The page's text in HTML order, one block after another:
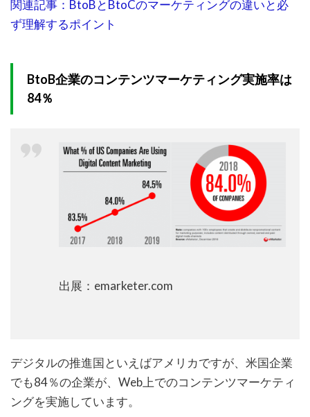
関連記事：BtoBとBtoCのマーケティングの違いと必
ず理解するポイント
BtoB企業のコンテンツマーケティング実施率は
84％
出展：emarketer.com
デジタルの推進国といえばアメリカですが、米国企業
でも84％の企業が、Web上でのコンテンツマーケティ
ングを実施しています。